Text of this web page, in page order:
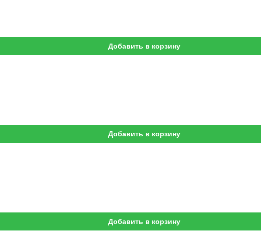
Добавить в корзину
Добавить в корзину
Добавить в корзину